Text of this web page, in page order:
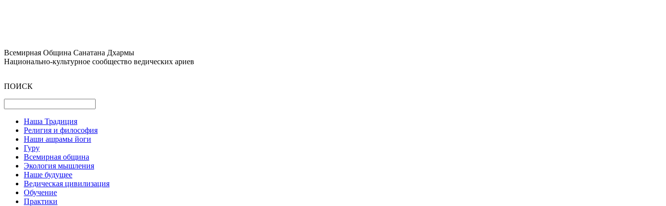
Всемирная Община Санатана Дхармы
Национально-культурное сообщество ведических ариев
ПОИСК
Наша Традиция
Религия и философия
Наши ашрамы йоги
Гуру
Всемирная община
Экология мышления
Наше будущее
Ведическая цивилизация
Обучение
Практики